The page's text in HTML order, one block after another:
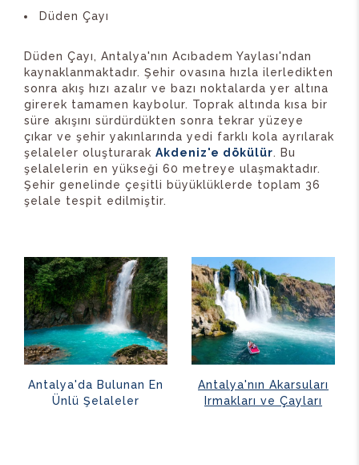
Düden Çayı
Düden Çayı, Antalya'nın Acıbadem Yaylası'ndan
kaynaklanmaktadır. Şehir ovasına hızla ilerledikten
sonra akış hızı azalır ve bazı noktalarda yer altına
girerek tamamen kaybolur. Toprak altında kısa bir
süre akışını sürdürdükten sonra tekrar yüzeye
çıkar ve şehir yakınlarında yedi farklı kola ayrılarak
şelaleler oluşturarak Akdeniz'e dökülür. Bu
şelalelerin en yükseği 60 metreye ulaşmaktadır.
Şehir genelinde çeşitli büyüklüklerde toplam 36
şelale tespit edilmiştir.
Antalya'da Bulunan En
Ünlü Şelaleler
Antalya'nın Akarsuları
Irmakları ve Çayları